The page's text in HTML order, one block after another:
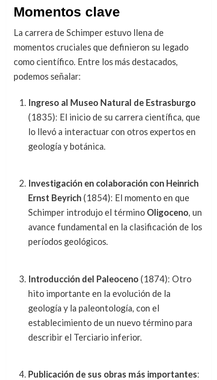
Momentos clave
La carrera de Schimper estuvo llena de
momentos cruciales que definieron su legado
como científico. Entre los más destacados,
podemos señalar:
Ingreso al Museo Natural de Estrasburgo
(1835): El inicio de su carrera científica, que
lo llevó a interactuar con otros expertos en
geología y botánica.
Investigación en colaboración con Heinrich
Ernst Beyrich(1854): El momento en que
Schimper introdujo el término Oligoceno, un
avance fundamental en la clasificación de los
períodos geológicos.
Introducción del Paleoceno(1874): Otro
hito importante en la evolución de la
geología y la paleontología, con el
establecimiento de un nuevo término para
describir el Terciario inferior.
Publicación de sus obras más importantes: